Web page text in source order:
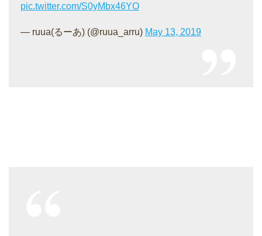
pic.twitter.com/S0yMbx46YO
— ruua(るーあ) (@ruua_arru) May 13, 2019